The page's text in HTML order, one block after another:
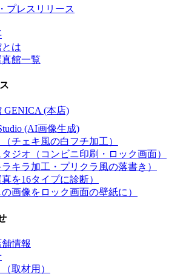
プレスリリース
は
館一覧
GENICA (本店)
(AI画像生成)
チェキ風の白フチ加工）
ジオ（コンビニ印刷・ロック画面）
キラ加工・プリクラ風の落書き）
を16タイプに診断）
画像をロック画面の壁紙に）
情報
取材用）